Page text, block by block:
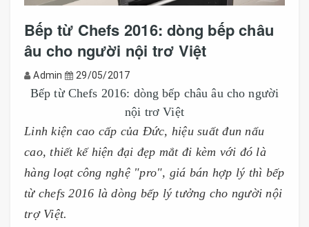
Bếp từ Chefs 2016: dòng bếp châu
âu cho người nội trơ Việt
Admin 29/05/2017
Bếp từ Chefs 2016: dòng bếp châu âu cho người
nội trơ Việt
Linh kiện cao cấp của Đức, hiệu suất đun nấu
cao, thiết kế hiện đại đẹp mắt đi kèm với đó là
hàng loạt công nghệ "pro", giá bán hợp lý thì bếp
từ chefs 2016 là dòng bếp lý tưởng cho người nội
trợ Việt.